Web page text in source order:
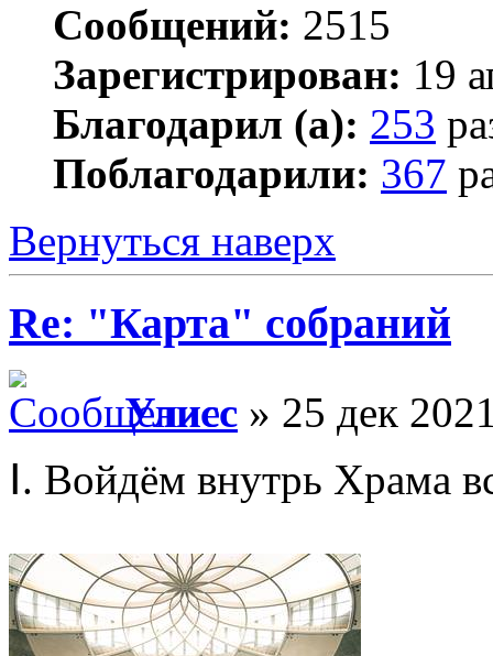
Сообщений: 2515
Зарегистрирован: 19
Благодарил (а): 253
Поблагодарили: 367
Вернуться наверх
Re: "Карта" собраний
Улисс » 25 дек
Ⅰ. Войдём внутрь Храма